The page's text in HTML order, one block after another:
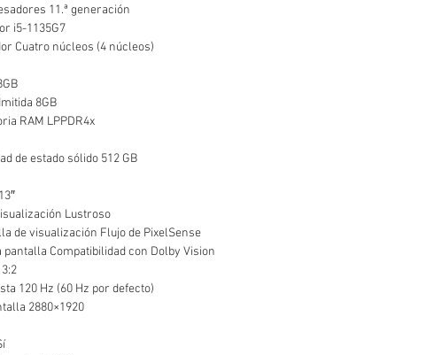
11.ª generación
i5-1135G7
Cuatro núcleos (4 núcleos)
8GB
RAM LPPDR4x
de estado sólido 512 GB
Lustroso
de visualización Flujo de PixelSense
Compatibilidad con Dolby Vision
120 Hz (60 Hz por defecto)
2880×1920